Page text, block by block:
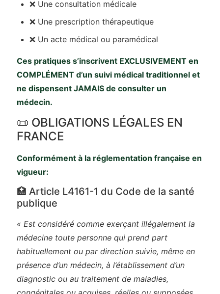
❌ Une consultation médicale
❌ Une prescription thérapeutique
❌ Un acte médical ou paramédical
Ces pratiques s’inscrivent EXCLUSIVEMENT en
COMPLÉMENT d’un suivi médical traditionnel et
ne dispensent JAMAIS de consulter un
médecin.
📜 OBLIGATIONS LÉGALES EN
FRANCE
Conformément à la réglementation française en
vigueur:
🏥 Article L4161-1 du Code de la santé
publique
« Est considéré comme exerçant illégalement la
médecine toute personne qui prend part
habituellement ou par direction suivie, même en
présence d’un médecin, à l’établissement d’un
diagnostic ou au traitement de maladies,